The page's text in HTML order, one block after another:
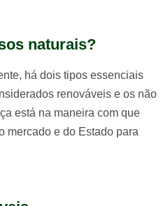
naturais?
há dois tipos essenciais
renováveis e os não
está na maneira com que
mercado e do Estado para